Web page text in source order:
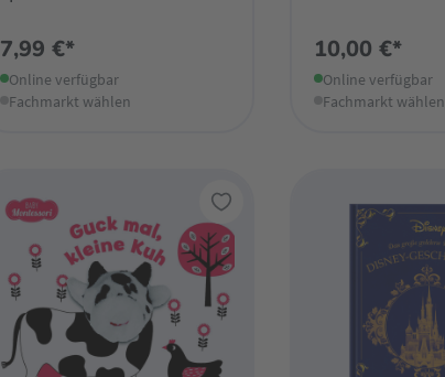
7,99 €*
Online verfügbar
Fachmarkt wählen
10,00 €*
Online verfügbar
Fachmarkt wählen